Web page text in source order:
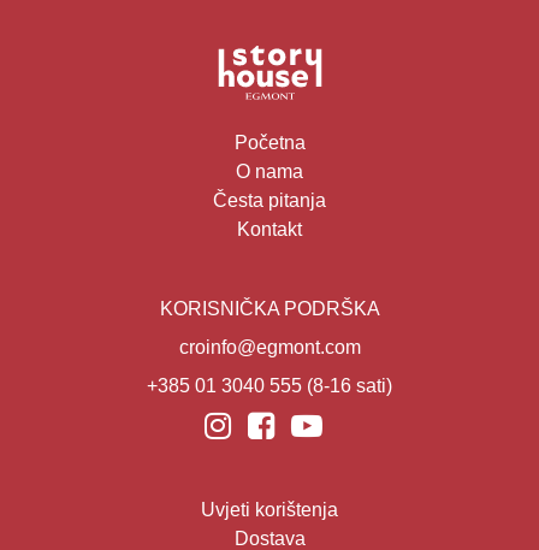
Početna
O nama
Česta pitanja
Kontakt
KORISNIČKA PODRŠKA
croinfo@egmont.com
+385 01 3040 555 (8-16 sati)
Uvjeti korištenja
Dostava